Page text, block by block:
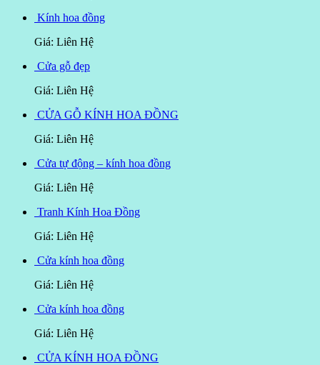
Kính hoa đồng
Giá: Liên Hệ
Cửa gỗ đẹp
Giá: Liên Hệ
CỬA GỖ KÍNH HOA ĐỒNG
Giá: Liên Hệ
Cửa tự động – kính hoa đồng
Giá: Liên Hệ
Tranh Kính Hoa Đồng
Giá: Liên Hệ
Cửa kính hoa đồng
Giá: Liên Hệ
Cửa kính hoa đồng
Giá: Liên Hệ
CỬA KÍNH HOA ĐỒNG